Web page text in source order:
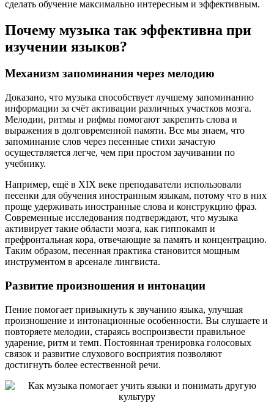
сделать обучение максимально интересным и эффективным.
Почему музыка так эффективна при
изучении языков?
Механизм запоминания через мелодию
Доказано, что музыка способствует лучшему запоминанию
информации за счёт активации различных участков мозга.
Мелодии, ритмы и рифмы помогают закрепить слова и
выражения в долговременной памяти. Все мы знаем, что
запоминание слов через песенные стихи зачастую
осуществляется легче, чем при простом заучивании по
учебнику.
Например, ещё в XIX веке преподаватели использовали
песенки для обучения иностранным языкам, потому что в них
проще удерживать иностранные слова и конструкцию фраз.
Современные исследования подтверждают, что музыка
активирует такие области мозга, как гиппокамп и
префронтальная кора, отвечающие за память и концентрацию.
Таким образом, песенная практика становится мощным
инструментом в арсенале лингвиста.
Развитие произношения и интонации
Пение помогает привыкнуть к звучанию языка, улучшая
произношение и интонационные особенности. Вы слушаете и
повторяете мелодии, стараясь воспроизвести правильное
ударение, ритм и темп. Постоянная тренировка голосовых
связок и развитие слухового восприятия позволяют
достигнуть более естественной речи.